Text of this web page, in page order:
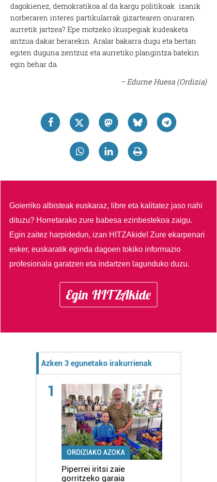
dagokienez, demokratikoa al da kargu politikoak izanik
norberaren interes partikularrak gizartearen onuraren
aurretik jartzea? Epe motzeko ikuspegiak kudeaketa
antzua dakar berarekin. Aralar bakarra dugu eta bertan
egiten duguna zentzuz eta aurretiko plangintza batekin
egin behar da.
– Edurne Huesa (Ordizia)
Goierriko albisteak euskaraz, libre eta kalitatez jaso nahi
dituzu? Horretarako zure babesa ezinbestekoa zaigu.
Egin zaitez harpidedun, izan HITZAkide!Zure ekarpenari
esker, euskaratik eginda dagoen tokiko informazio
profesionala garatzen eta indartzen lagunduko duzu.
Egin HITZAkide
Azken 3 egunetako irakurrienak
1
ORDIZIAKO AZOKA
Piperrei iritsi zaie
gorritzeko garaia